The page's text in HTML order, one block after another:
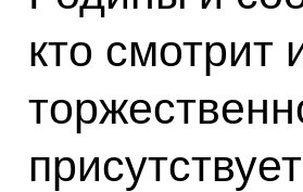
кто смотрит